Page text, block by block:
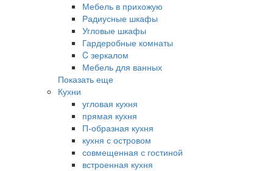
Мебель в прихожую
Радиусные шкафы
Угловые шкафы
Гардеробные комнаты
C зеркалом
Мебель для ванных
Показать еще
Кухни
угловая кухня
прямая кухня
П-образная кухня
кухня с островом
совмещенная с гостиной
встроенная кухня